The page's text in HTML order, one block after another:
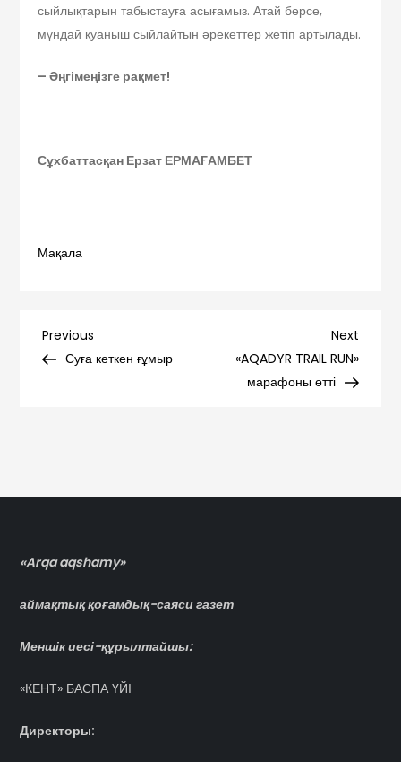
сыйлықтарын табыстауға асығамыз. Атай берсе,
мұндай қуаныш сыйлайтын әрекеттер жетіп артылады.
– Әңгімеңізге рақмет!
Сұхбаттасқан Ерзат ЕРМАҒАМБЕТ
Мақала
Навигация
Previous
Post
Previous
Суға кеткен ғұмыр
Next
Post
Next
«AQADYR TRAIL RUN»
марафоны өтті
«Arqa aqshamy»
аймақтық қоғамдық-саяси газет
Меншік иесі-құрылтайшы:
«КЕНТ» БАСПА ҮЙІ
Директоры: